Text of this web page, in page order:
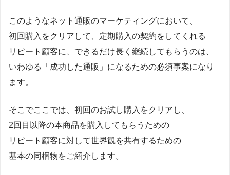
このようなネット通販のマーケティングにおいて、
初回購入をクリアして、定期購入の契約をしてくれる
リピート顧客に、できるだけ長く継続してもらうのは、
いわゆる「成功した通販」になるための必須事案になり
ます。
そこでここでは、初回のお試し購入をクリアし、
2回目以降の本商品を購入してもらうための
リピート顧客に対して世界観を共有するための
基本の同梱物をご紹介します。